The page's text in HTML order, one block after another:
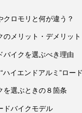
クロモリと何が違う？
のメリット・デメリット
バイクを選ぶべき理由
ハイエンドアルミ”ロー
を選ぶときの８箇条
ドバイクモデル